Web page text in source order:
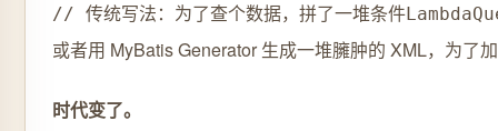
// 传统写法：为了查个数据，拼了一堆条件
或者用 MyBatis Generator 生成一堆臃肿的 XML，为了
时代变了。